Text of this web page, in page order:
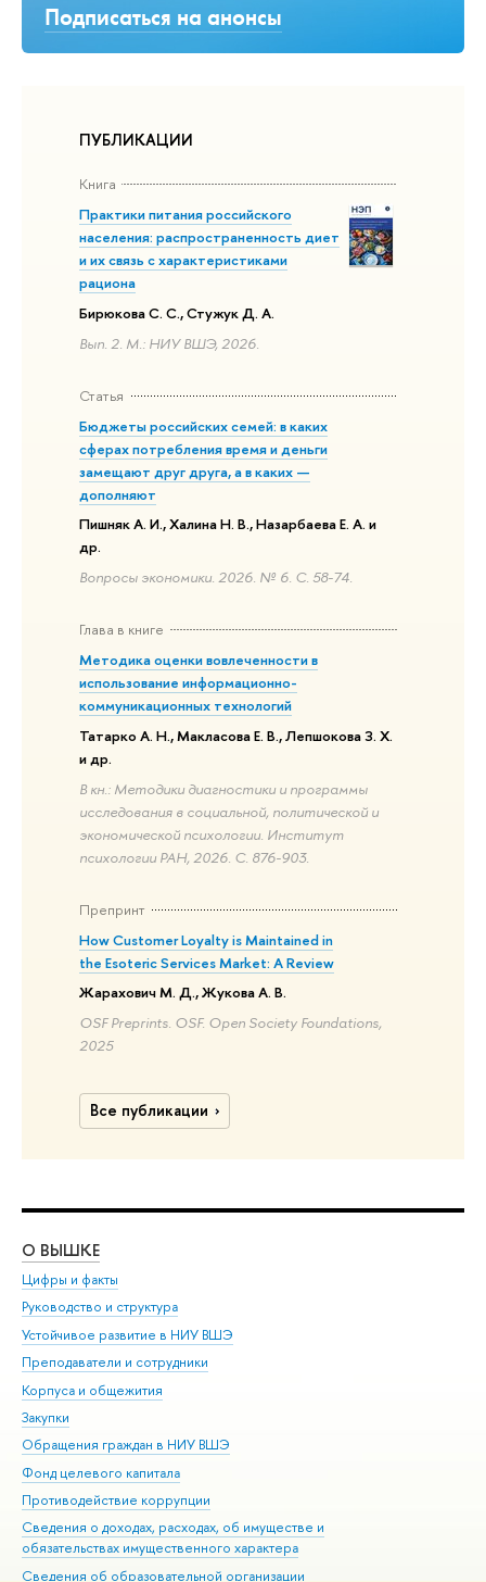
Подписаться на анонсы
ПУБЛИКАЦИИ
Книга
Практики питания российского
населения: распространенность диет
и их связь с характеристиками
рациона
Бирюкова С. С., Стужук Д. А.
Вып. 2. М.: НИУ ВШЭ, 2026.
Статья
Бюджеты российских семей: в каких
сферах потребления время и деньги
замещают друг друга, а в каких —
дополняют
Пишняк А. И., Халина Н. В., Назарбаева Е. А. и
др.
Вопросы экономики. 2026. № 6. С. 58-74.
Глава в книге
Методика оценки вовлеченности в
использование информационно-
коммуникационных технологий
Татарко А. Н., Макласова Е. В., Лепшокова З. Х.
и др.
В кн.: Методики диагностики и программы
исследования в социальной, политической и
экономической психологии. Институт
психологии РАН, 2026. С. 876-903.
Препринт
How Customer Loyalty is Maintained in
the Esoteric Services Market: A Review
Жарахович М. Д., Жукова А. В.
OSF Preprints. OSF. Open Society Foundations,
2025
Все публикации
О ВЫШКЕ
Цифры и факты
Руководство и структура
Устойчивое развитие в НИУ ВШЭ
Преподаватели и сотрудники
Корпуса и общежития
Закупки
Обращения граждан в НИУ ВШЭ
Фонд целевого капитала
Противодействие коррупции
Сведения о доходах, расходах, об имуществе и
обязательствах имущественного характера
Сведения об образовательной организации